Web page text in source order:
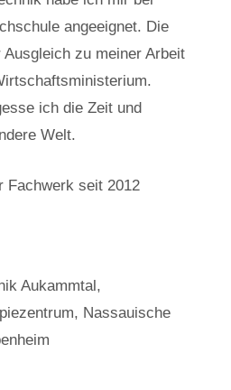
angeeignet. Die
zu meiner Arbeit
ich die Zeit und
Welt.
Fachwerk seit 2012
Aukammtal,
Nassauische